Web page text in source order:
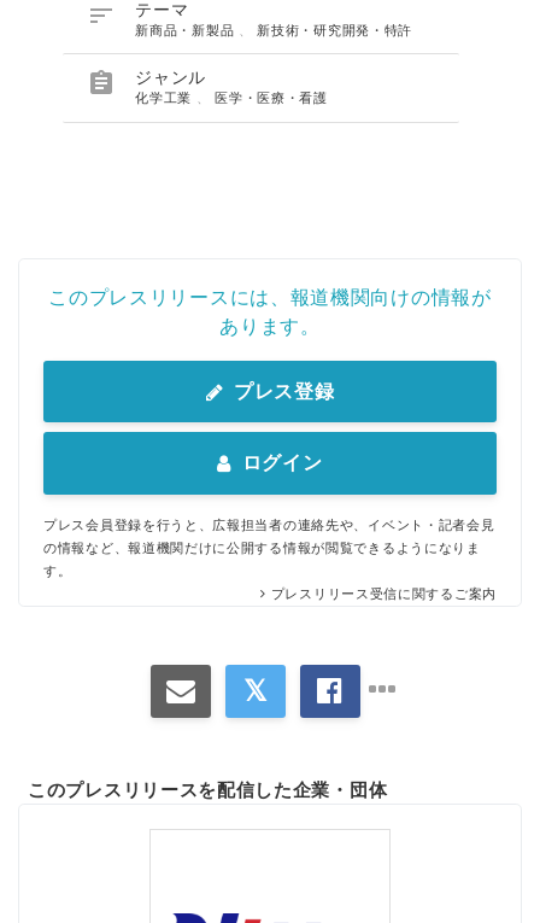
 テーマ
新商品・新製品 新技術・研究開発・特許
 ジャンル
化学工業 医学・医療・看護
このプレスリリースには、報道機関向けの情報が
あります。
プレス登録
ログイン
プレス会員登録を行うと、広報担当者の連絡先や、イベント・記者会見
の情報など、報道機関だけに公開する情報が閲覧できるようになりま
す。
プレスリリース受信に関するご案内
このプレスリリースを配信した企業・団体